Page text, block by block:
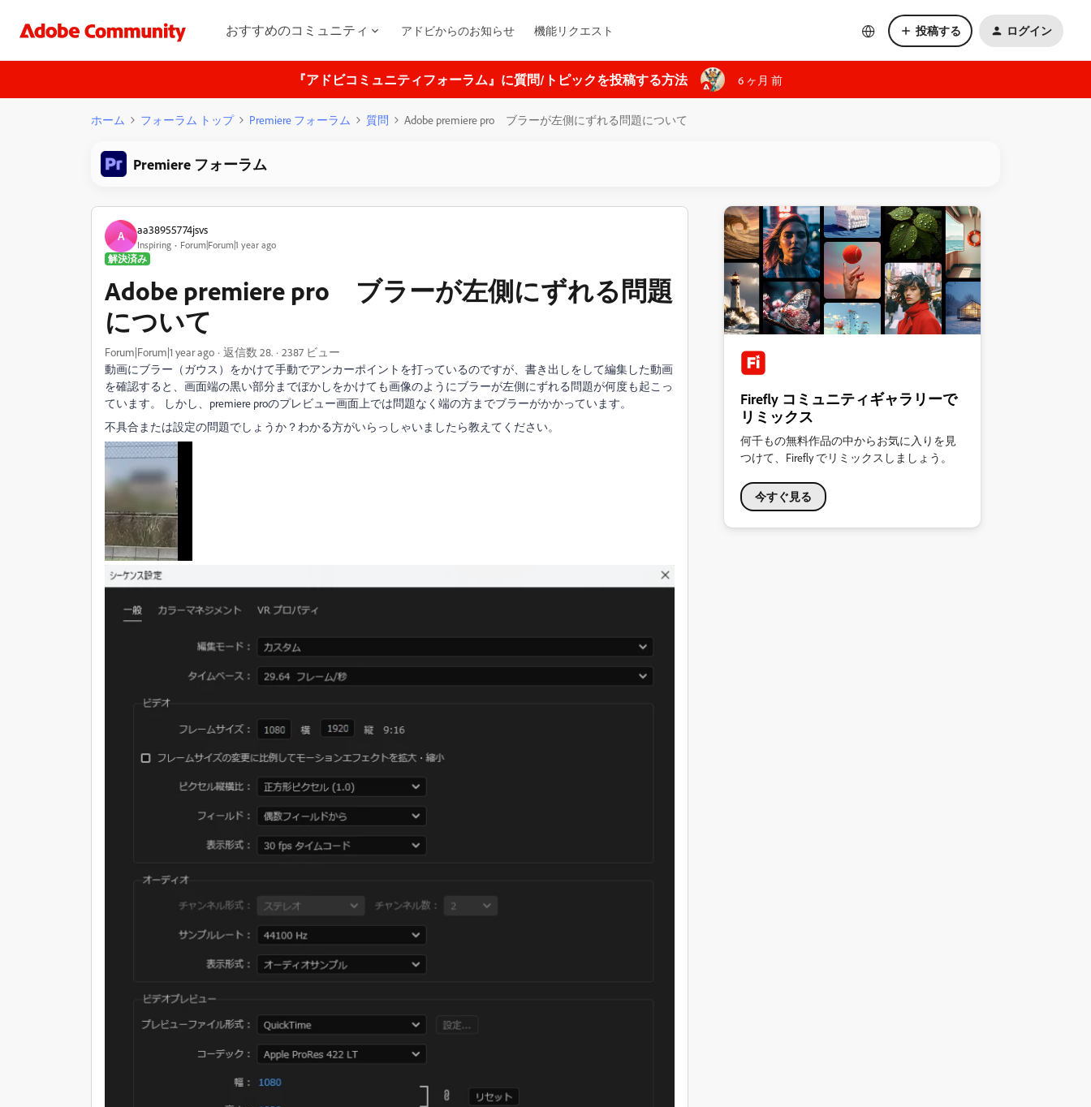
おすすめのコミュニティ アドビからのお知らせ 機能リクエスト 投稿する ログイン
『アドビコミュニティフォーラム』に質問/トピックを投稿する方法 6 ヶ月 前
ホーム フォーラム トップ Premiere フォーラム 質問 Adobe premiere pro ブラーが左側にずれる問題について
Premiere フォーラム
A aa38955774jsvs
Inspiring
Forum|Forum|1 year ago
解決済み
Adobe premiere pro ブラーが左側にずれる問題
について
Forum|Forum|1 year ago 返信数 28.
2387 ビュー
動画にブラー（ガウス）をかけて手動でアンカーポイントを打っているのですが、書き出しをして編集した動画
を確認すると、画面端の黒い部分までぼかしをかけても画像のようにブラーが左側にずれる問題が何度も起こっ
ています。 しかし、premiere proのプレビュー画面上では問題なく端の方までブラーがかかっています。
不具合または設定の問題でしょうか？わかる方がいらっしゃいましたら教えてください。
Firefly コミュニティギャラリーで
リミックス
何千もの無料作品の中からお気に入りを見
つけて、Firefly でリミックスしましょう。
今すぐ見る